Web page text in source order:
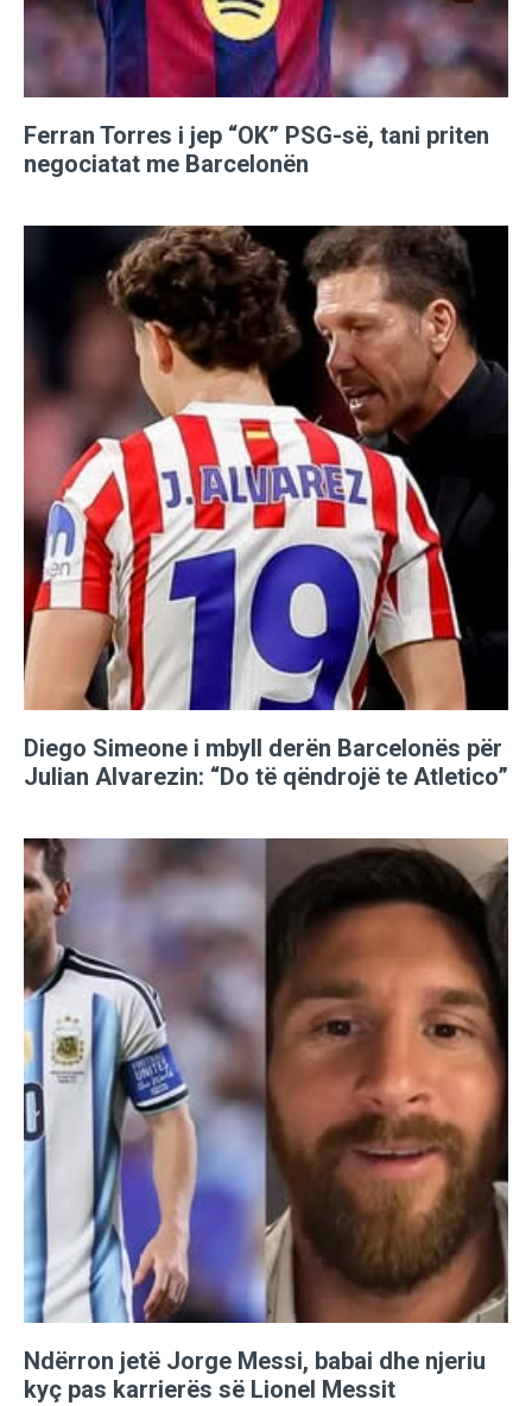
Ferran Torres i jep “OK” PSG-së, tani priten
negociatat me Barcelonën
Diego Simeone i mbyll derën Barcelonës për
Julian Alvarezin: “Do të qëndrojë te Atletico”
Ndërron jetë Jorge Messi, babai dhe njeriu
kyç pas karrierës së Lionel Messit